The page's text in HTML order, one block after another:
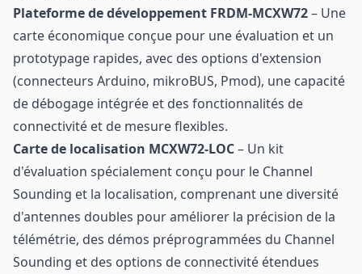
Plateforme de développement FRDM-MCXW72– Une
carte économique conçue pour une évaluation et un
prototypage rapides, avec des options d'extension
(connecteurs Arduino, mikroBUS, Pmod), une capacité
de débogage intégrée et des fonctionnalités de
connectivité et de mesure flexibles.
Carte de localisation MCXW72-LOC– Un kit
d'évaluation spécialement conçu pour le Channel
Sounding et la localisation, comprenant une diversité
d'antennes doubles pour améliorer la précision de la
télémétrie, des démos préprogrammées du Channel
Sounding et des options de connectivité étendues